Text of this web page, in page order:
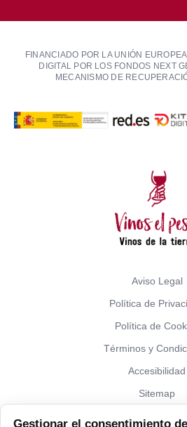
FINANCIADO POR LA UNIÓN
DIGITAL POR LOS FONDOS NEXT
MECANISMO DE
Aviso Legal
Política de
Política de
Términos y
Accesibilidad
Sitemap
Gestionar el consentimiento